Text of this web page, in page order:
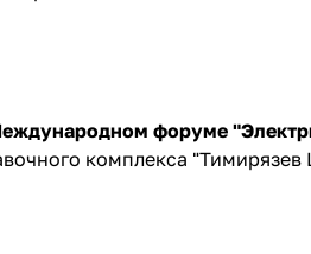
форуме
комплекса "Тимирязев